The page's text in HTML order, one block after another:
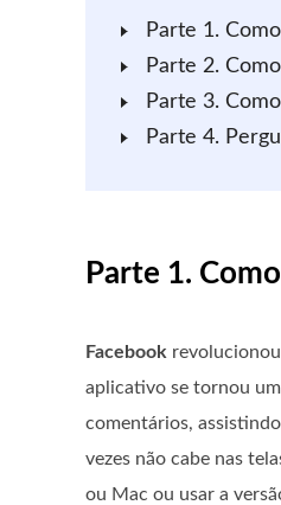
Parte 1.
Parte 2.
Parte 3.
Parte 4.
Parte 1.
Facebook
aplicativo se tornou
comentários,
vezes não cabe nas
ou Mac ou usar a